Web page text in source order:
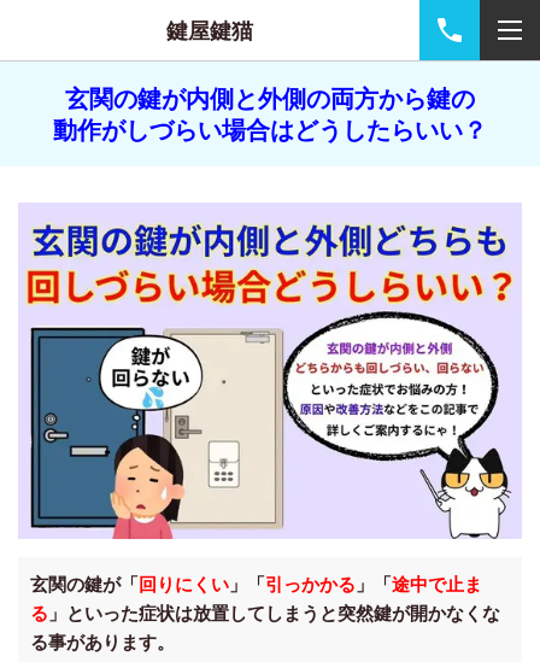
鍵屋鍵猫
玄関の鍵が内側と外側の両方から鍵の
動作がしづらい場合はどうしたらいい？
玄関の鍵が「回りにくい 」「引っかかる 」「途中で止ま
る 」といった症状は放置してしまうと突然鍵が開かなくな
る事があります。